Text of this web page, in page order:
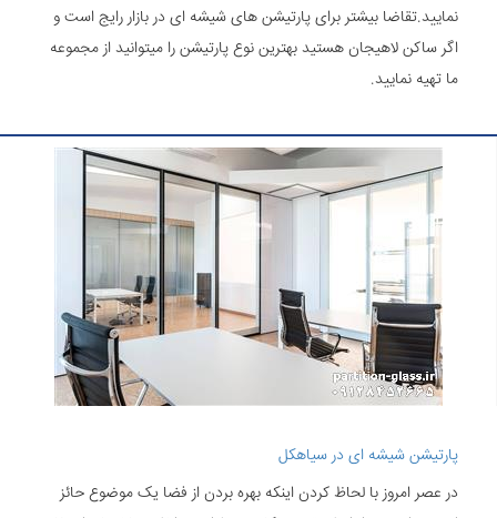
نمایید.تقاضا بیشتر برای پارتیشن های شیشه ای در بازار رایج است و
اگر ساکن لاهیجان هستید بهترین نوع پارتیشن را میتوانید از مجموعه
ما تهیه نمایید.
پارتیشن شیشه ای در سیاهکل
در عصر امروز با لحاظ کردن اینکه بهره بردن از فضا یک موضوع حائز